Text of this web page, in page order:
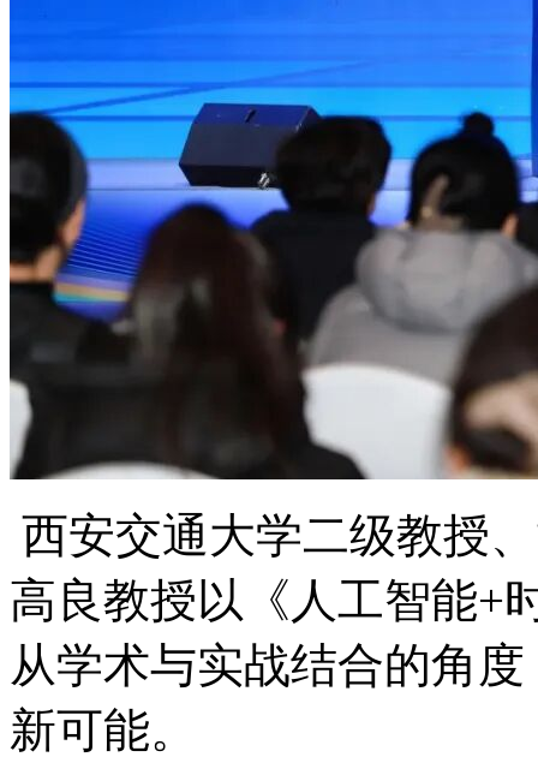
西安交通大学二级教授
高良教授以《人工智能+
从学术与实战结合的角
新可能。